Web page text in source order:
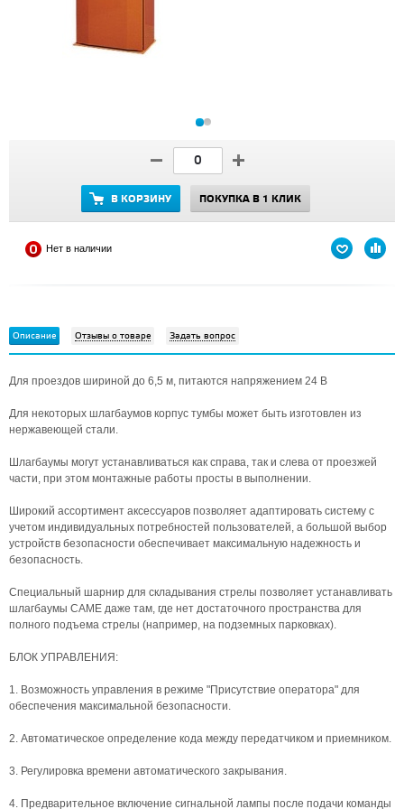
В КОРЗИНУ ПОКУПКА В 1 КЛИК
Нет в наличии
Описание Отзывы о товаре Задать вопрос
Для проездов шириной до 6,5 м, питаются напряжением 24 В
Для некоторых шлагбаумов корпус тумбы может быть изготовлен из
нержавеющей стали.
Шлагбаумы могут устанавливаться как справа, так и слева от проезжей
части, при этом монтажные работы просты в выполнении.
Широкий ассортимент аксессуаров позволяет адаптировать систему с
учетом индивидуальных потребностей пользователей, а большой выбор
устройств безопасности обеспечивает максимальную надежность и
безопасность.
Специальный шарнир для складывания стрелы позволяет устанавливать
шлагбаумы CAME даже там, где нет достаточного пространства для
полного подъема стрелы (например, на подземных парковках).
БЛОК УПРАВЛЕНИЯ:
1. Возможность управления в режиме "Присутствие оператора" для
обеспечения максимальной безопасности.
2. Автоматическое определение кода между передатчиком и приемником.
3. Регулировка времени автоматического закрывания.
4. Предварительное включение сигнальной лампы после подачи команды